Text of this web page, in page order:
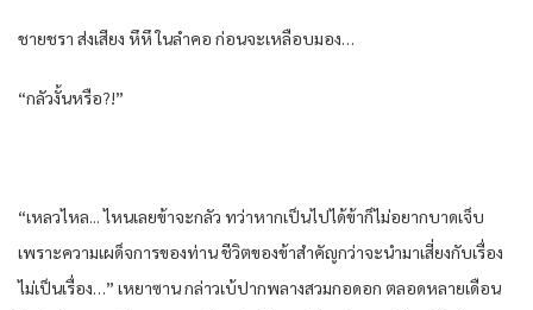
ชาย​ชรา​ ส่งเสียง​ หึหึ​ ใน​ลำคอ​ ก่อน​จะเหลือบมอง​…
“กลัว​งั้น​หรือ​?!”
“เหลว​ไห​ล.​.. ไหน​เลย​ข้า​จะกลัว​ ทว่า​หาก​เป็นไปได้​ข้า​ก็​ไม่อยาก​บาดเจ็บ​
เพราะ​ความ​เผด็จการ​ของ​ท่าน​ ชีวิต​ของ​ข้า​สำคัญ​กว่า​จะนำมา​เสี่ยง​กับ​เรื่อง
ไม่เป็นเรื่อง​…” เหยา​ซาน​ กล่าว​เบ้​ปาก​พลาง​สวม​กอดอก​ ตลอด​หลาย​เดือน​